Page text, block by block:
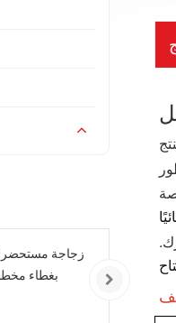
زجاجة
بغطاء